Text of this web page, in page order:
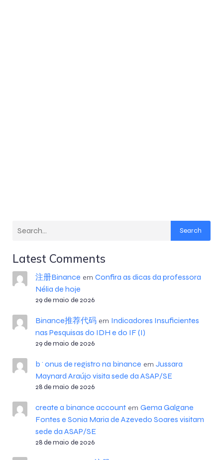
Search
Latest Comments
注册Binance em Confira as dicas da professora
Nélia de hoje
29 de maio de 2026
Binance推荐代码em Indicadores Insuficientes
nas Pesquisas do IDH e do IF (I)
29 de maio de 2026
b^onus de registro na binance em Jussara
Maynard Araújo visita sede da ASAP/SE
28 de maio de 2026
create a binance accountem Gema Galgane
Fontes e Sonia Maria de Azevedo Soares visitam
sede da ASAP/SE
28 de maio de 2026